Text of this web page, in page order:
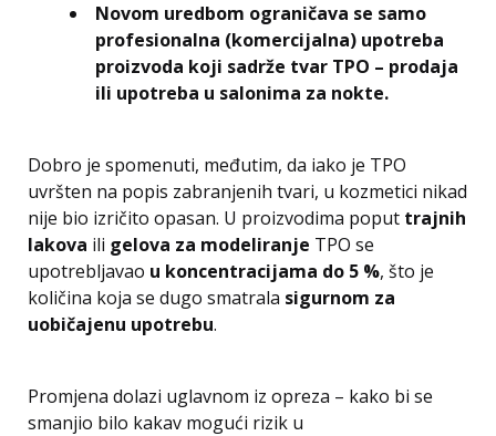
Novom uredbom ograničava se samo
profesionalna (komercijalna) upotreba
proizvoda koji sadrže tvar TPO – prodaja
ili upotreba u salonima za nokte.
Dobro je spomenuti, međutim, da iako je TPO
uvršten na popis zabranjenih tvari, u kozmetici nikad
nije bio izričito opasan. U proizvodima poput trajnih
lakova ili gelova za modeliranje TPO se
upotrebljavao u koncentracijama do 5 %, što je
količina koja se dugo smatrala sigurnom za
uobičajenu upotrebu.
Promjena dolazi uglavnom iz opreza – kako bi se
smanjio bilo kakav mogući rizik u